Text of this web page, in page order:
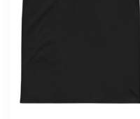
opzioni
possono
essere
nella
pagina